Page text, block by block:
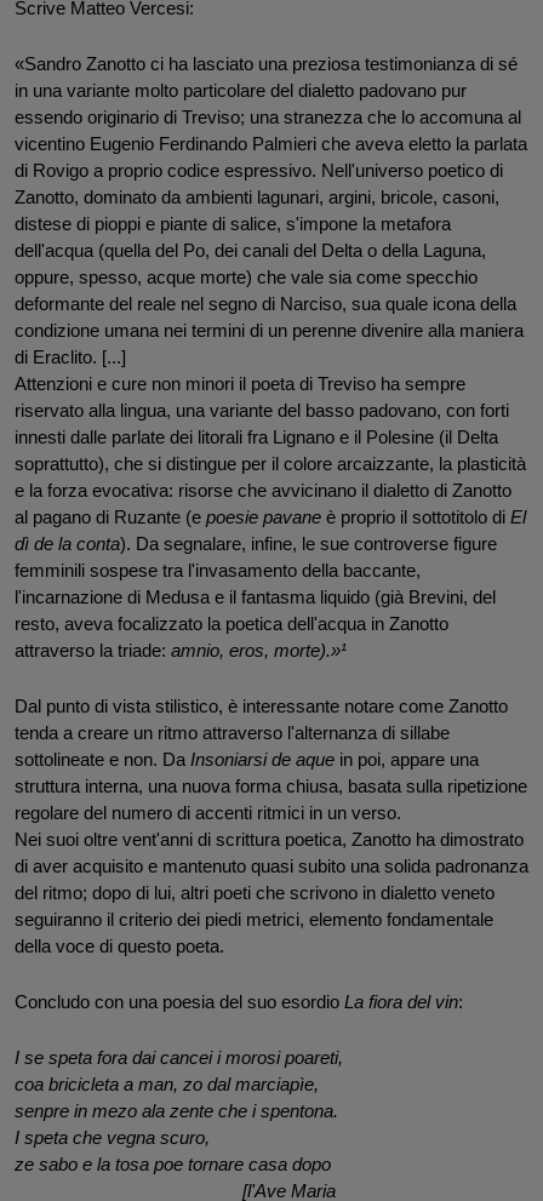
Scrive Matteo Vercesi:
«Sandro Zanotto ci ha lasciato una preziosa testimonianza di sé
in una variante molto particolare del dialetto padovano pur
essendo originario di Treviso; una stranezza che lo accomuna al
vicentino Eugenio Ferdinando Palmieri che aveva eletto la parlata
di Rovigo a proprio codice espressivo. Nell'universo poetico di
Zanotto, dominato da ambienti lagunari, argini, bricole, casoni,
distese di pioppi e piante di salice, s'impone la metafora
dell'acqua (quella del Po, dei canali del Delta o della Laguna,
oppure, spesso, acque morte) che vale sia come specchio
deformante del reale nel segno di Narciso, sua quale icona della
condizione umana nei termini di un perenne divenire alla maniera
di Eraclito. [...]
Attenzioni e cure non minori il poeta di Treviso ha sempre
riservato alla lingua, una variante del basso padovano, con forti
innesti dalle parlate dei litorali fra Lignano e il Polesine (il Delta
soprattutto), che si distingue per il colore arcaizzante, la plasticità
e la forza evocativa: risorse che avvicinano il dialetto di Zanotto
al pagano di Ruzante (e poesie pavane è proprio il sottotitolo di El
dì de la conta). Da segnalare, infine, le sue controverse figure
femminili sospese tra l'invasamento della baccante,
l'incarnazione di Medusa e il fantasma liquido (già Brevini, del
resto, aveva focalizzato la poetica dell'acqua in Zanotto
attraverso la triade: amnio, eros, morte).»¹
Dal punto di vista stilistico, è interessante notare come Zanotto
tenda a creare un ritmo attraverso l'alternanza di sillabe
sottolineate e non. Da Insoniarsi de aque in poi, appare una
struttura interna, una nuova forma chiusa, basata sulla ripetizione
regolare del numero di accenti ritmici in un verso.
Nei suoi oltre vent'anni di scrittura poetica, Zanotto ha dimostrato
di aver acquisito e mantenuto quasi subito una solida padronanza
del ritmo; dopo di lui, altri poeti che scrivono in dialetto veneto
seguiranno il criterio dei piedi metrici, elemento fondamentale
della voce di questo poeta.
Concludo con una poesia del suo esordio La fiora del vin:
I se speta fora dai cancei i morosi poareti,
coa bricicleta a man, zo dal marciapìe,
senpre in mezo ala zente che i spentona.
I speta che vegna scuro,
ze sabo e la tosa poe tornare casa dopo
[l'Ave Maria